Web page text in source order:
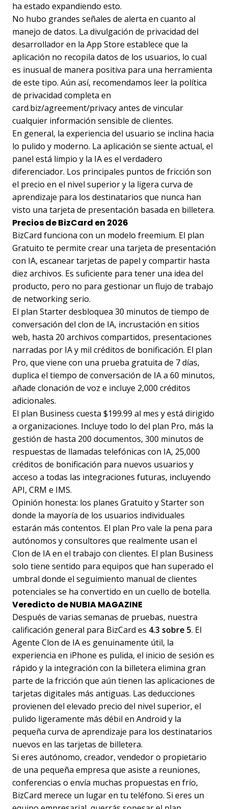
ha estado expandiendo esto.
No hubo grandes señales de alerta en cuanto al
manejo de datos. La divulgación de privacidad del
desarrollador en la App Store establece que la
aplicación no recopila datos de los usuarios, lo cual
es inusual de manera positiva para una herramienta
de este tipo. Aún así, recomendamos leer la política
de privacidad completa en
card.biz/agreement/privacy antes de vincular
cualquier información sensible de clientes.
En general, la experiencia del usuario se inclina hacia
lo pulido y moderno. La aplicación se siente actual, el
panel está limpio y la IA es el verdadero
diferenciador. Los principales puntos de fricción son
el precio en el nivel superior y la ligera curva de
aprendizaje para los destinatarios que nunca han
visto una tarjeta de presentación basada en billetera.
Precios de BizCard en 2026
BizCard funciona con un modelo freemium. El plan
Gratuito te permite crear una tarjeta de presentación
con IA, escanear tarjetas de papel y compartir hasta
diez archivos. Es suficiente para tener una idea del
producto, pero no para gestionar un flujo de trabajo
de networking serio.
El plan Starter desbloquea 30 minutos de tiempo de
conversación del clon de IA, incrustación en sitios
web, hasta 20 archivos compartidos, presentaciones
narradas por IA y mil créditos de bonificación. El plan
Pro, que viene con una prueba gratuita de 7 días,
duplica el tiempo de conversación de IA a 60 minutos,
añade clonación de voz e incluye 2,000 créditos
adicionales.
El plan Business cuesta $199.99 al mes y está dirigido
a organizaciones. Incluye todo lo del plan Pro, más la
gestión de hasta 200 documentos, 300 minutos de
respuestas de llamadas telefónicas con IA, 25,000
créditos de bonificación para nuevos usuarios y
acceso a todas las integraciones futuras, incluyendo
API, CRM e IMS.
Opinión honesta: los planes Gratuito y Starter son
donde la mayoría de los usuarios individuales
estarán más contentos. El plan Pro vale la pena para
autónomos y consultores que realmente usan el
Clon de IA en el trabajo con clientes. El plan Business
solo tiene sentido para equipos que han superado el
umbral donde el seguimiento manual de clientes
potenciales se ha convertido en un cuello de botella.
Veredicto de NUBIA MAGAZINE
Después de varias semanas de pruebas, nuestra
calificación general para BizCard es 4.3 sobre 5. El
Agente Clon de IA es genuinamente útil, la
experiencia en iPhone es pulida, el inicio de sesión es
rápido y la integración con la billetera elimina gran
parte de la fricción que aún tienen las aplicaciones de
tarjetas digitales más antiguas. Las deducciones
provienen del elevado precio del nivel superior, el
pulido ligeramente más débil en Android y la
pequeña curva de aprendizaje para los destinatarios
nuevos en las tarjetas de billetera.
Si eres autónomo, creador, vendedor o propietario
de una pequeña empresa que asiste a reuniones,
conferencias o envía muchas propuestas en frío,
BizCard merece un lugar en tu teléfono. Si eres un